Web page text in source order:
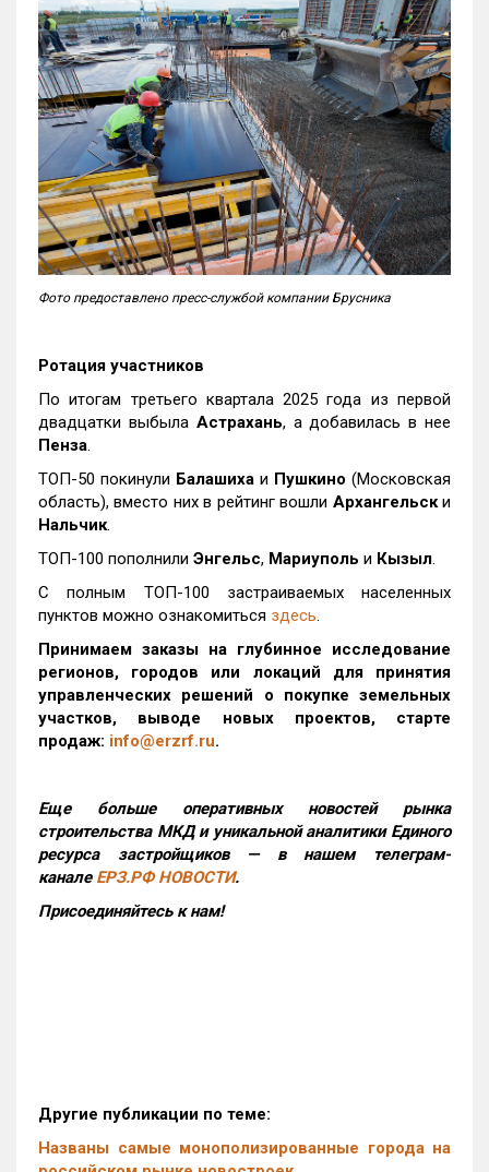
Фото предоставлено пресс-службой компании Брусника
Ротация участников
По итогам третьего квартала 2025 года из первой
двадцатки выбыла Астрахань, а добавилась в нее
Пенза
ТОП-50 покинули Балашиха и Пушкино (Московская
область), вместо них в рейтинг вошли Архангельски
Нальчик
ТОП-100 пополнили Энгельс, Мариуполь и Кызыл
С полным ТОП-100 застраиваемых населенных
пунктов можно ознакомиться здесь
Принимаем заказы на глубинное исследование
регионов, городов или локаций для принятия
управленческих решений о покупке земельных
участков, выводе новых проектов, старте
продаж: info@erzrf.ru.
Еще больше оперативных новостей рынка
строительства МКД и уникальной аналитики Единого
ресурса застройщиков — в нашем телеграм-
канале ЕРЗ.РФ НОВОСТИ.
Присоединяйтесь к нам!
Другие публикации по теме:
Названы самые монополизированные города на